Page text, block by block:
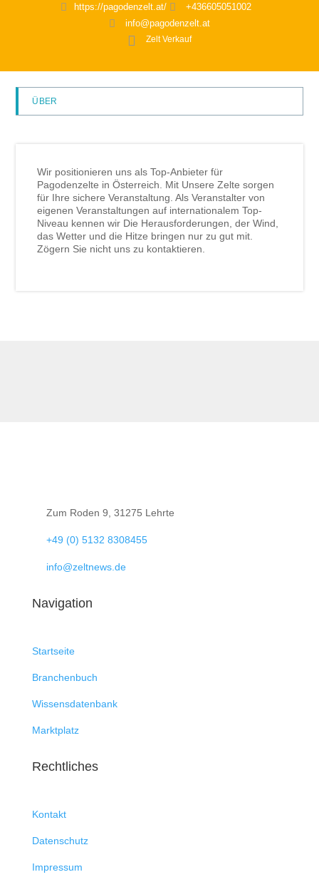
https://pagodenzelt.at/
+436605051002
info@pagodenzelt.at
Zelt Verkauf
ÜBER
Wir positionieren uns als Top-Anbieter für
Pagodenzelte in Österreich. Mit Unsere Zelte sorgen
für Ihre sichere Veranstaltung. Als Veranstalter von
eigenen Veranstaltungen auf internationalem Top-
Niveau kennen wir Die Herausforderungen, der Wind,
das Wetter und die Hitze bringen nur zu gut mit.
Zögern Sie nicht uns zu kontaktieren.
Zum Roden 9, 31275 Lehrte
+49 (0) 5132 8308455
info@zeltnews.de
Navigation
Startseite
Branchenbuch
Wissensdatenbank
Marktplatz
Rechtliches
Kontakt
Datenschutz
Impressum